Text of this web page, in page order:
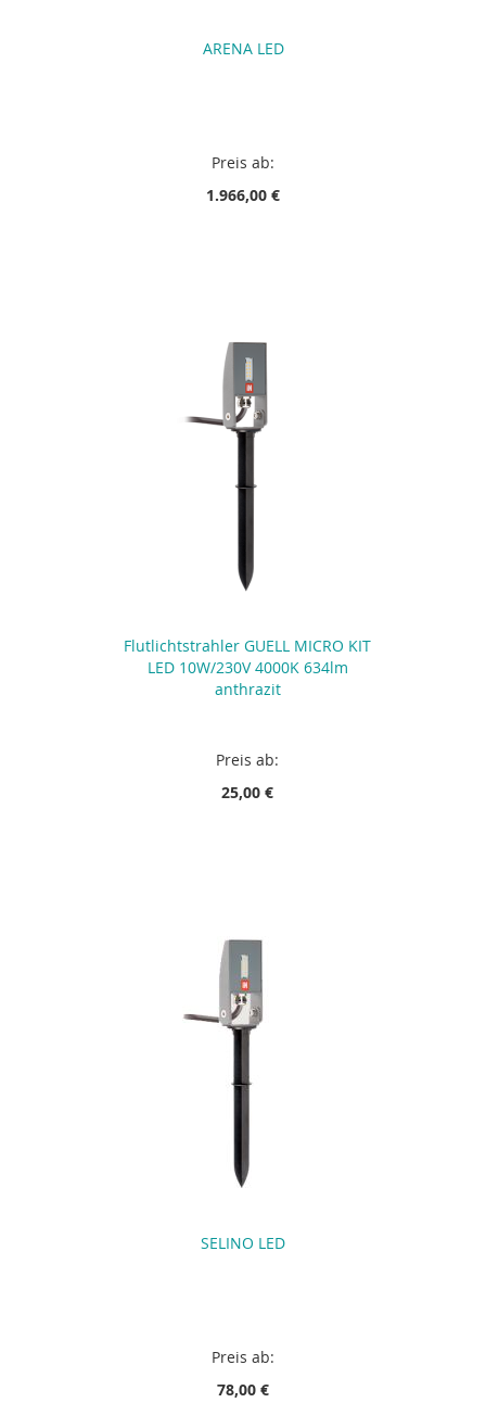
ARENA LED
Preis ab:
1.966,00 €
Flutlichtstrahler GUELL MICRO KIT
LED 10W/230V 4000K 634lm
anthrazit
Preis ab:
25,00 €
SELINO LED
Preis ab:
78,00 €